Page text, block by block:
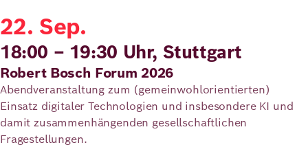
22. Sep.
18:00 – 19:30 Uhr, Stuttgart
Robert Bosch Forum 2026
Abendveranstaltung zum (gemeinwohlorientierten)
Einsatz digitaler Technologien und insbesondere KI und
damit zusammenhängenden gesellschaftlichen
Fragestellungen.